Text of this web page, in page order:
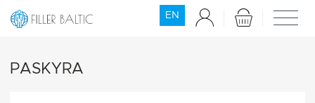
EN
PASKYRA